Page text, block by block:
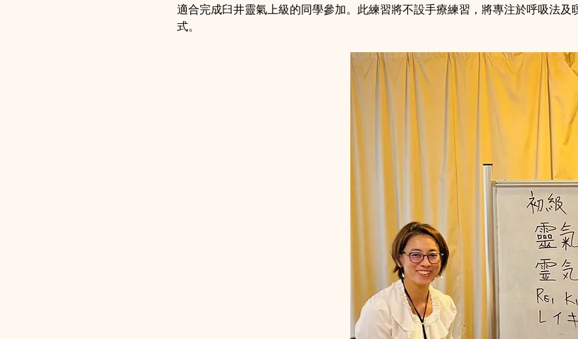
適合完成臼井靈氣上級的同學參加。此練習將不設手療練習，將專注於呼吸法
式。